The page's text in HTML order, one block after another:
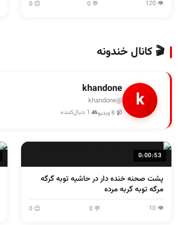
👁 120
💬 0
😊 0
🎬 کانال خندونه
k
khandone
@khandone
📹 8 ویدیو 👥 1 دنبال‌کننده
0:00:53
پشت صحنه خنده دار در حاشیه توبه گرگه
مرگه توبه گربه مرده
👁 10
💬 0
😊 0